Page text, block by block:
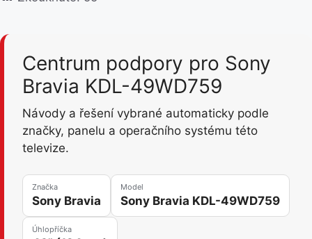
Centrum podpory pro Sony
Bravia KDL-49WD759
Návody a řešení vybrané automaticky podle
značky, panelu a operačního systému této
televize.
Značka
Sony Bravia
Model
Sony Bravia KDL-49WD759
Úhlopříčka